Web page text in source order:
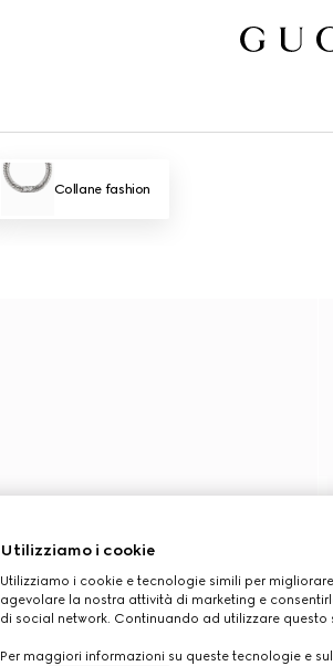
Collane fashion
Utilizziamo i cookie
Utilizziamo i cookie e tecnologie simili per
agevolare la nostra attività di marketing e
di social network. Continuando ad utilizzare
Per maggiori informazioni su queste tecnologie e